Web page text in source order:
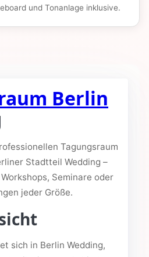
und Tonanlage inklusive.
Berlin
Tagungsraum
Stadtteil Wedding –
Seminare oder
jeder Größe.
sich in Berlin Wedding,